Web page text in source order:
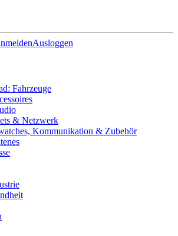
Ausloggen
Fahrzeuge
& Netzwerk
Kommunikation & Zubehör